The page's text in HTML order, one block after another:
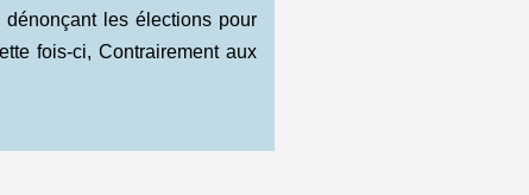
les élections pour
fois-ci, Contrairement aux